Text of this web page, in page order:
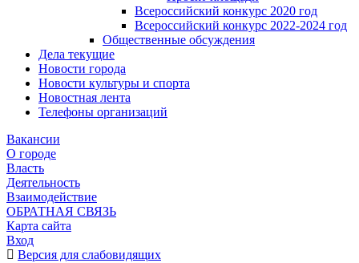
Всероссийский конкурс 2020 год
Всероссийский конкурс 2022-2024 год
Общественные обсуждения
Дела текущие
Новости города
Новости культуры и спорта
Новостная лента
Телефоны организаций
Вакансии
О городе
Власть
Деятельность
Взаимодействие
ОБРАТНАЯ СВЯЗЬ
Карта сайта
Вход
Версия для слабовидящих